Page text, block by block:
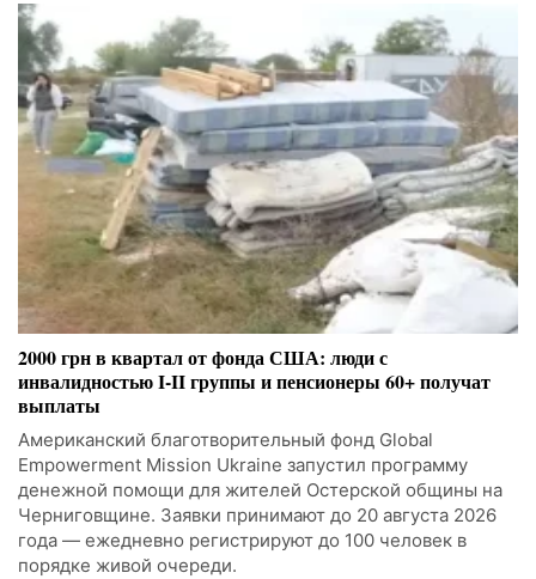
2000 грн в квартал от фонда США: люди с
инвалидностью I-II группы и пенсионеры 60+ получат
выплаты
Американский благотворительный фонд Global
Empowerment Mission Ukraine запустил программу
денежной помощи для жителей Остерской общины на
Черниговщине. Заявки принимают до 20 августа 2026
года — ежедневно регистрируют до 100 человек в
порядке живой очереди.